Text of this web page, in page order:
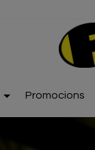
Promocions